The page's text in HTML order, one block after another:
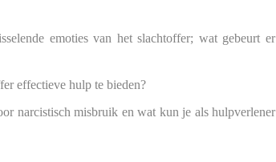
emoties van het slachtoffer; wat gebeurt er
effectieve hulp te bieden?
narcistisch misbruik en wat kun je als hulpverlener